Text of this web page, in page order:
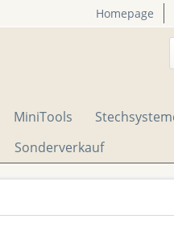
Homepage
MiniTools
Sonderverkauf